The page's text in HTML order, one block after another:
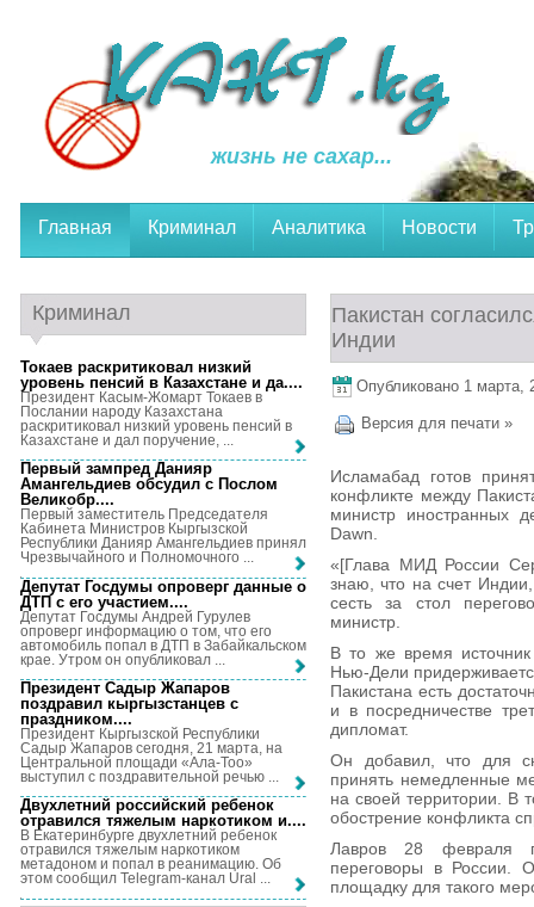
жизнь не сахар...
Главная Криминал Аналитика Новости
Пакистан
Индии
Опубликовано 1 марта,
Версия для печати »
Исламабад готов
конфликте между
министр иностранных
Dawn.
«[Глава МИД России
знаю, что на счет Индии,
сесть за стол
министр.
В то же время
Нью-Дели
Пакистана есть
и в посредничестве
дипломат.
Он добавил, что для
принять немедленные
на своей территории. В
обострение конфликта
Лавров 28 февраля
переговоры в России.
площадку для такого
Криминал
Токаев раскритиковал низкий
уровень пенсий в Казахстане и да....
Президент Касым-Жомарт Токаев в
Послании народу Казахстана
раскритиковал низкий уровень пенсий в
Казахстане и дал поручение, ...
Первый зампред Данияр
Амангельдиев обсудил с Послом
Великобр....
Первый заместитель Председателя
Кабинета Министров Кыргызской
Республики Данияр Амангельдиев принял
Чрезвычайного и Полномочного ...
Депутат Госдумы опроверг данные о
ДТП с его участием....
Депутат Госдумы Андрей Гурулев
опроверг информацию о том, что его
автомобиль попал в ДТП в Забайкальском
крае. Утром он опубликовал ...
Президент Садыр Жапаров
поздравил кыргызстанцев с
праздником....
Президент Кыргызской Республики
Садыр Жапаров сегодня, 21 марта, на
Центральной площади «Ала-Тоо»
выступил с поздравительной речью ...
Двухлетний российский ребенок
отравился тяжелым наркотиком и....
В Екатеринбурге двухлетний ребенок
отравился тяжелым наркотиком
метадоном и попал в реанимацию. Об
этом сообщил Telegram-канал Ural ...